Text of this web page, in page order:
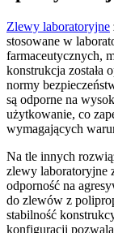
Zlewy laboratoryjne
stosowane w
farmaceutycznych,
konstrukcja została
normy
są odporne na
użytkowanie, co
wymagających
Na tle innych
zlewy laboratoryjne
odporność na
do zlewów z
stabilność
konfiguracji pozwala